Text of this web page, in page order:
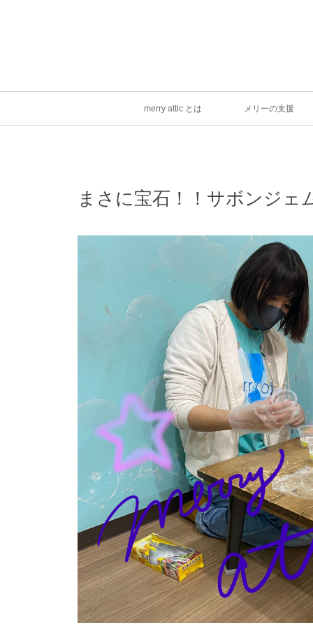
merry attic とは メリーの支援
まさに宝石！！サボンジェ